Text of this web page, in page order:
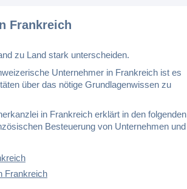
Frankreich
zu Land stark unterscheiden.
Unternehmer in Frankreich ist es
über das nötige Grundlagenwissen zu
in Frankreich erklärt in den folgenden
Besteuerung von Unternehmen und
Frankreich